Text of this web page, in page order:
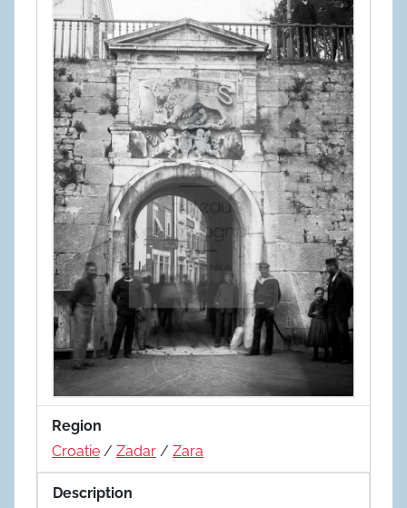
Region
Croatie / Zadar / Zara
Description